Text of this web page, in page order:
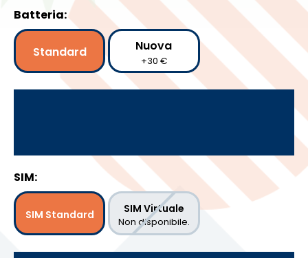
Batteria:
Standard Nuova
+30 €
SIM:
SIM Standard SIM Virtuale
Non disponibile.